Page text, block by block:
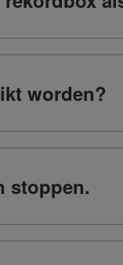
worden?
stoppen.